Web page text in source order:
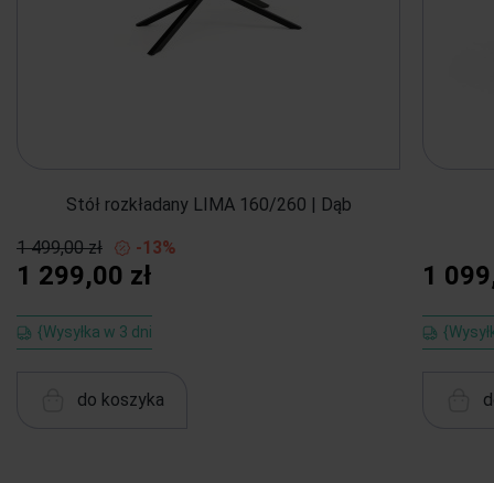
Stół rozkładany LIMA 160/260 | Dąb
1 499,00 zł -13%
1 299,00 zł
{Wysyłka w 3 dni
do koszyka
1